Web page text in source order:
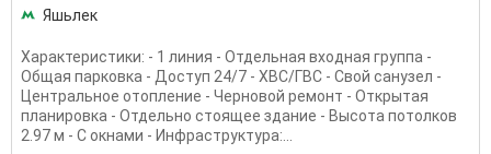
Яшьлек
Характеристики: - 1 линия - Отдельная входная группа -
Общая парковка - Доступ 24/7 - ХВС/ГВС - Свой санузел -
Центральное отопление - Черновой ремонт - Открытая
планировка - Отдельно стоящее здание - Высота потолков
2.97 м - С окнами - Инфраструктура:...